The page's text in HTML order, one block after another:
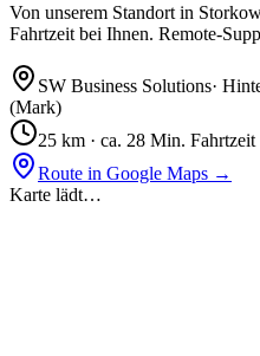
Von unserem Standort in
Fahrtzeit bei Ihnen. Remote-
SW Business Solutions·
(Mark)
25 km · ca. 28 Min. Fahrtzeit
Route in Google Maps →
Karte lädt…